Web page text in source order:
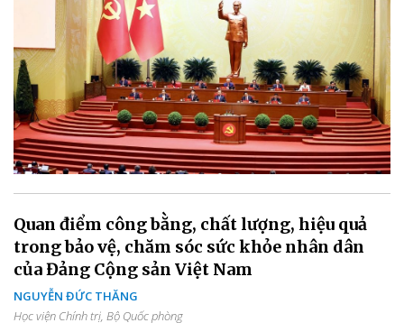
Quan điểm công bằng, chất lượng, hiệu quả
trong bảo vệ, chăm sóc sức khỏe nhân dân
của Đảng Cộng sản Việt Nam
NGUYỄN ĐỨC THĂNG
Học viện Chính trị, Bộ Quốc phòng